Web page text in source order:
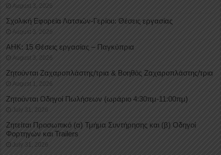
August 3, 2026
Σχολική Εφορεία Λατσιών-Γερίου: Θέσεις εργασίας
August 3, 2026
ΑΗΚ: 15 Θέσεις εργασίας – Παγκύπρια
August 3, 2026
Ζητούνται Ζαχαροπλάστης/τρια & Βοηθός Ζαχαροπλάστης/τρια
August 1, 2026
Ζητούνται Οδηγοί Πωλήσεων (ωράριο 4:30πμ-11:00πμ)
July 31, 2026
Ζητείται Προσωπικό (α) Τμήμα Συντήρησης και (β) Οδηγοί
Φορτηγών και Trailers
July 31, 2026